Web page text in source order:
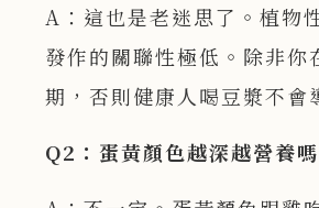
A：這也是老迷思了。植物
發作的關聯性極低。除非你
期，否則健康人喝豆漿不會
Q2 ：蛋黃顏色越深越營養嗎